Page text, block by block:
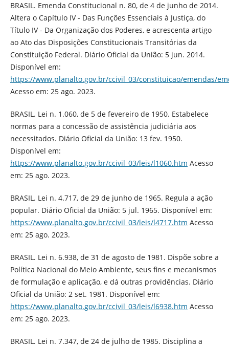
BRASIL. Emenda Constitucional n. 80, de 4 de junho de 2014.
Altera o Capítulo IV - Das Funções Essenciais à Justiça, do
Título IV - Da Organização dos Poderes, e acrescenta artigo
ao Ato das Disposições Constitucionais Transitórias da
Constituição Federal. Diário Oficial da União: 5 jun. 2014.
Disponível em:
https://www.planalto.gov.br/ccivil_03/constituicao/emendas/
Acesso em: 25 ago. 2023.
BRASIL. Lei n. 1.060, de 5 de fevereiro de 1950. Estabelece
normas para a concessão de assistência judiciária aos
necessitados. Diário Oficial da União: 13 fev. 1950.
Disponível em:
https://www.planalto.gov.br/ccivil_03/leis/l1060.htm Acesso
em: 25 ago. 2023.
BRASIL. Lei n. 4.717, de 29 de junho de 1965. Regula a ação
popular. Diário Oficial da União: 5 jul. 1965. Disponível em:
https://www.planalto.gov.br/ccivil_03/leis/l4717.htm Acesso
em: 25 ago. 2023.
BRASIL. Lei n. 6.938, de 31 de agosto de 1981. Dispõe sobre a
Política Nacional do Meio Ambiente, seus fins e mecanismos
de formulação e aplicação, e dá outras providências. Diário
Oficial da União: 2 set. 1981. Disponível em:
https://www.planalto.gov.br/ccivil_03/leis/l6938.htm Acesso
em: 25 ago. 2023.
BRASIL. Lei n. 7.347, de 24 de julho de 1985. Disciplina a